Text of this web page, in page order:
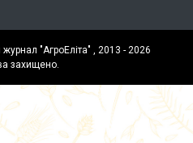
"АгроЕліта" , 2013 - 2026
захищено.